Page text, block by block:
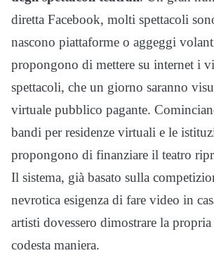
diretta Facebook, molti spettacoli
nascono piattaforme o aggeggi
propongono di mettere su internet i
spettacoli, che un giorno saranno
virtuale pubblico pagante.
bandi per residenze virtuali e le
propongono di finanziare il teatro
Il sistema, già basato sulla
nevrotica esigenza di fare video in
artisti dovessero dimostrare la propria
codesta maniera.